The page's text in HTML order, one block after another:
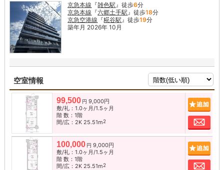
京急本線 『雑色駅 』徒歩6分
京急本線 『六郷土手駅 』徒歩18分
京急空港線 『糀谷駅 』徒歩19分
築年月 2026年 10月
空室情報
99,500 円 9,000円
敷/礼：1.0ヶ月/1.5ヶ月
階 数：1階
間/広：2K 25.51m2 お
100,000 円 9,000円
敷/礼：1.0ヶ月/1.5ヶ月
階 数：1階
間/広：2K 25.51m2 お